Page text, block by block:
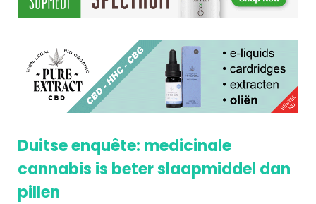
Duitse enquête: medicinale
cannabis is beter slaapmiddel dan
pillen